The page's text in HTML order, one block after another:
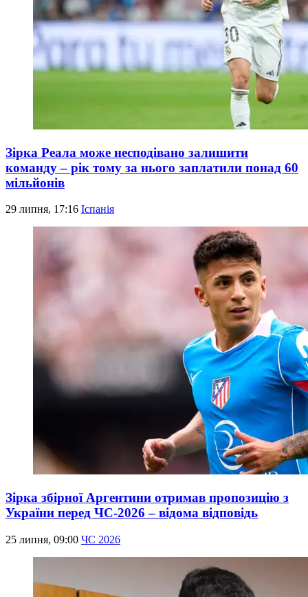
Зірка Реала може несподівано залишити
команду – рік тому за нього заплатили понад 60
мільйонів
29 липня, 17:16 Іспанія
Зірка збірної Аргентини отримав пропозицію з
України перед ЧС-2026 – відома відповідь
25 липня, 09:00 ЧС 2026